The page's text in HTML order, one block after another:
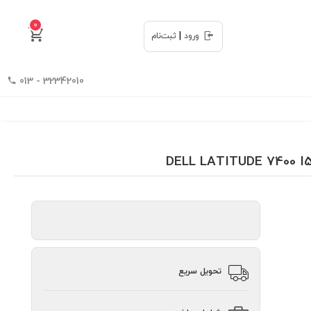
0
ورود
ثبت‌نام
32342010 - 013
تحویل سریع